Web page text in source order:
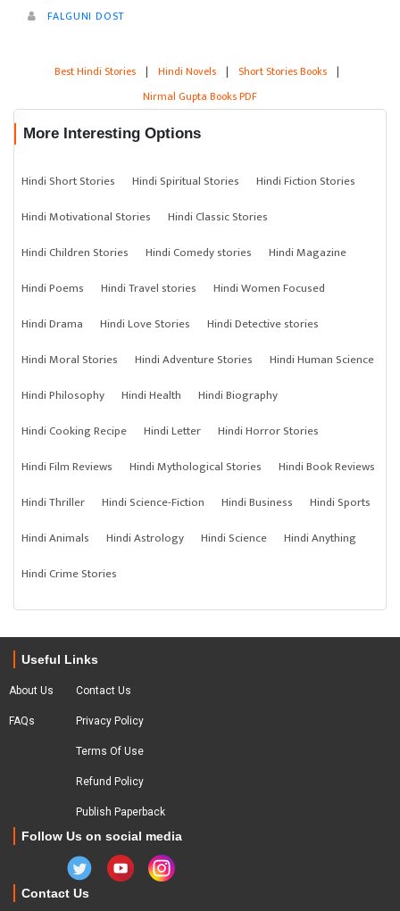
FALGUNI DOST
Best Hindi Stories | Hindi Novels | Short Stories Books |
Nirmal Gupta Books PDF
More Interesting Options
Hindi Short Stories Hindi Spiritual Stories
Hindi Fiction Stories
Hindi Motivational Stories
Hindi Classic Stories
Hindi Children Stories
Hindi Comedy stories
Hindi Magazine
Hindi Poems
Hindi Travel stories
Hindi Women Focused
Hindi Drama
Hindi Love Stories
Hindi Detective stories
Hindi Moral Stories
Hindi Adventure Stories
Hindi Human Science
Hindi Philosophy
Hindi Health
Hindi Biography
Hindi Cooking Recipe
Hindi Letter
Hindi Horror Stories
Hindi Film Reviews
Hindi Mythological Stories
Hindi Book Reviews
Hindi Thriller
Hindi Science-Fiction Hindi Business
Hindi Sports
Hindi Animals
Hindi Astrology Hindi Science
Hindi Anything
Hindi Crime Stories
Useful Links
About Us
FAQs
Contact Us
Privacy Policy
Terms Of Use
Refund Policy
Publish Paperback
Follow Us on social media
Contact Us